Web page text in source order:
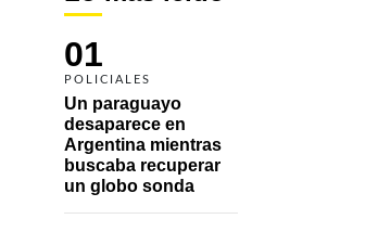
01
POLICIALES
Un paraguayo
desaparece en
Argentina mientras
buscaba recuperar
un globo sonda